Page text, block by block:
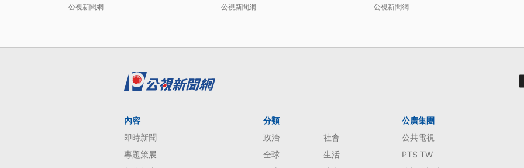
公視新聞網 公視新聞網 公視新聞網
內容
即時新聞
專題策展
分類
政治
社會
全球
生活
公廣集團
公共電視
PTS TW